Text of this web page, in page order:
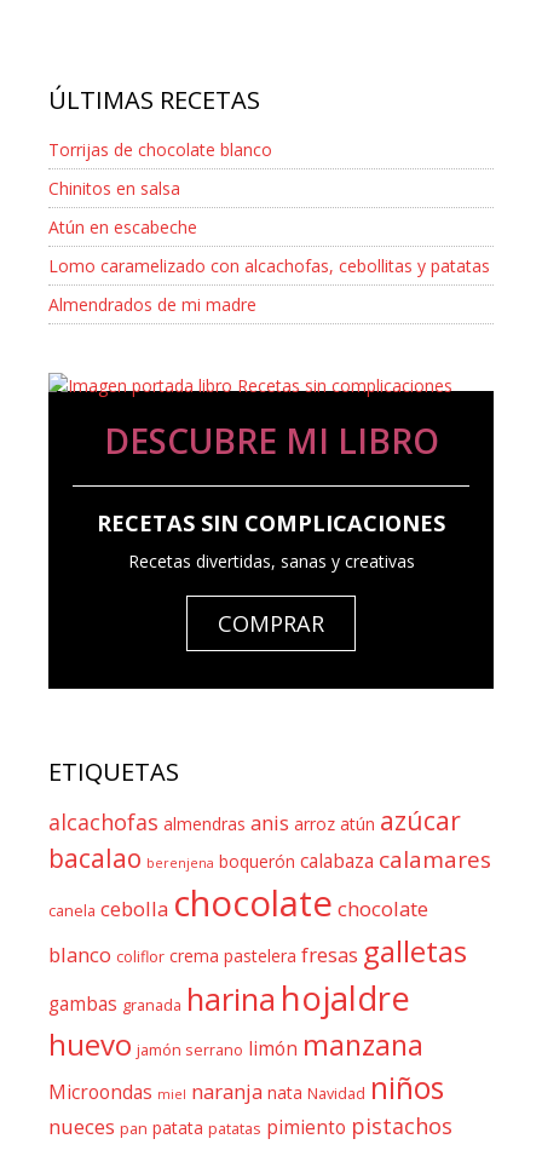
ÚLTIMAS RECETAS
Torrijas de chocolate blanco
Chinitos en salsa
Atún en escabeche
Lomo caramelizado con alcachofas, cebollitas y patatas
Almendrados de mi madre
DESCUBRE MI LIBRO
RECETAS SIN COMPLICACIONES
Recetas divertidas, sanas y creativas
COMPRAR
ETIQUETAS
alcachofas almendras anis arroz atún azúcar
bacalao berenjena boquerón calabaza calamares
canela cebolla chocolate chocolate
blanco coliflor crema pastelera fresas galletas
gambas granada harina hojaldre
huevo jamón serrano limón manzana
Microondas miel naranja nata Navidad niños
nueces pan patata patatas pimiento pistachos